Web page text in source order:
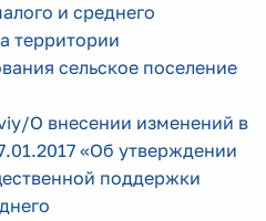
и среднего
территории
сельское поселение
О внесении изменений в
«Об утверждении
поддержки